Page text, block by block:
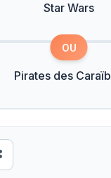
Star Wars
OU
Pirates des